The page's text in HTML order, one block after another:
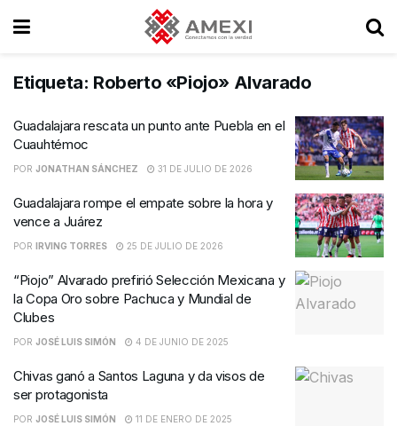
Etiqueta: Roberto «Piojo» Alvarado
Guadalajara rescata un punto ante Puebla en el
Cuauhtémoc
POR JONATHAN SÁNCHEZ 31 DE JULIO DE 2026
Guadalajara rompe el empate sobre la hora y
vence a Juárez
POR IRVING TORRES 25 DE JULIO DE 2026
“Piojo” Alvarado prefirió Selección Mexicana y
la Copa Oro sobre Pachuca y Mundial de
Clubes
POR JOSÉ LUIS SIMÓN 4 DE JUNIO DE 2025
Chivas ganó a Santos Laguna y da visos de
ser protagonista
POR JOSÉ LUIS SIMÓN 11 DE ENERO DE 2025